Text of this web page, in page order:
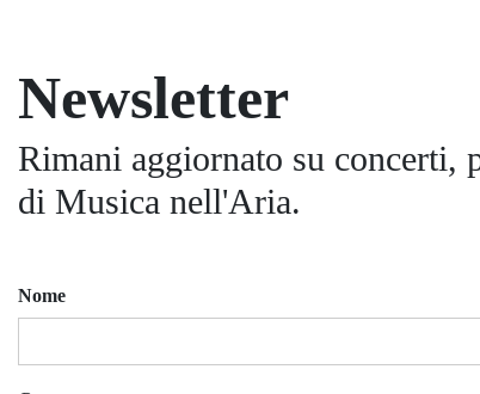
Newsletter
Rimani aggiornato su concerti,
di Musica nell'Aria.
Nome